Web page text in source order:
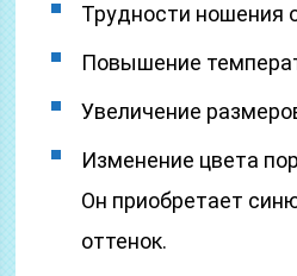
Трудности ношения
Повышение
Увеличение
Изменение цвета
Он приобретает
оттенок.